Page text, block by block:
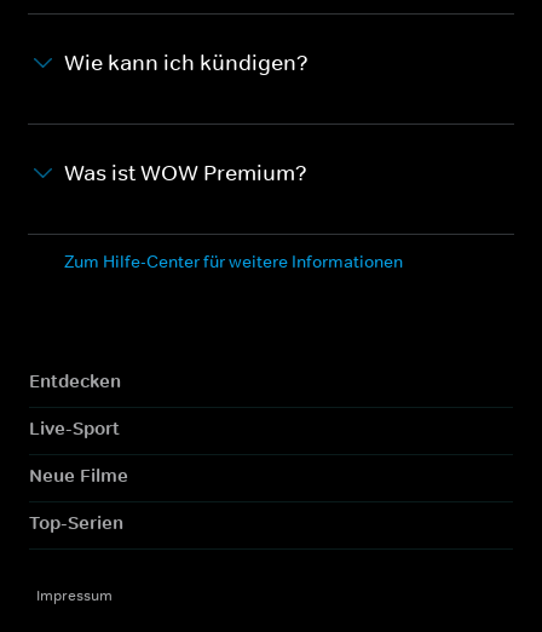
Wie kann ich kündigen?
Was ist WOW Premium?
Zum Hilfe-Center für weitere Informationen
Entdecken
Live-Sport
Neue Filme
Top-Serien
Impressum